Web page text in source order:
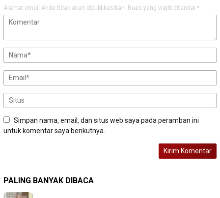
Alamat email Anda tidak akan dipublikasikan. Ruas yang wajib ditandai *
Simpan nama, email, dan situs web saya pada peramban ini
untuk komentar saya berikutnya.
PALING BANYAK DIBACA